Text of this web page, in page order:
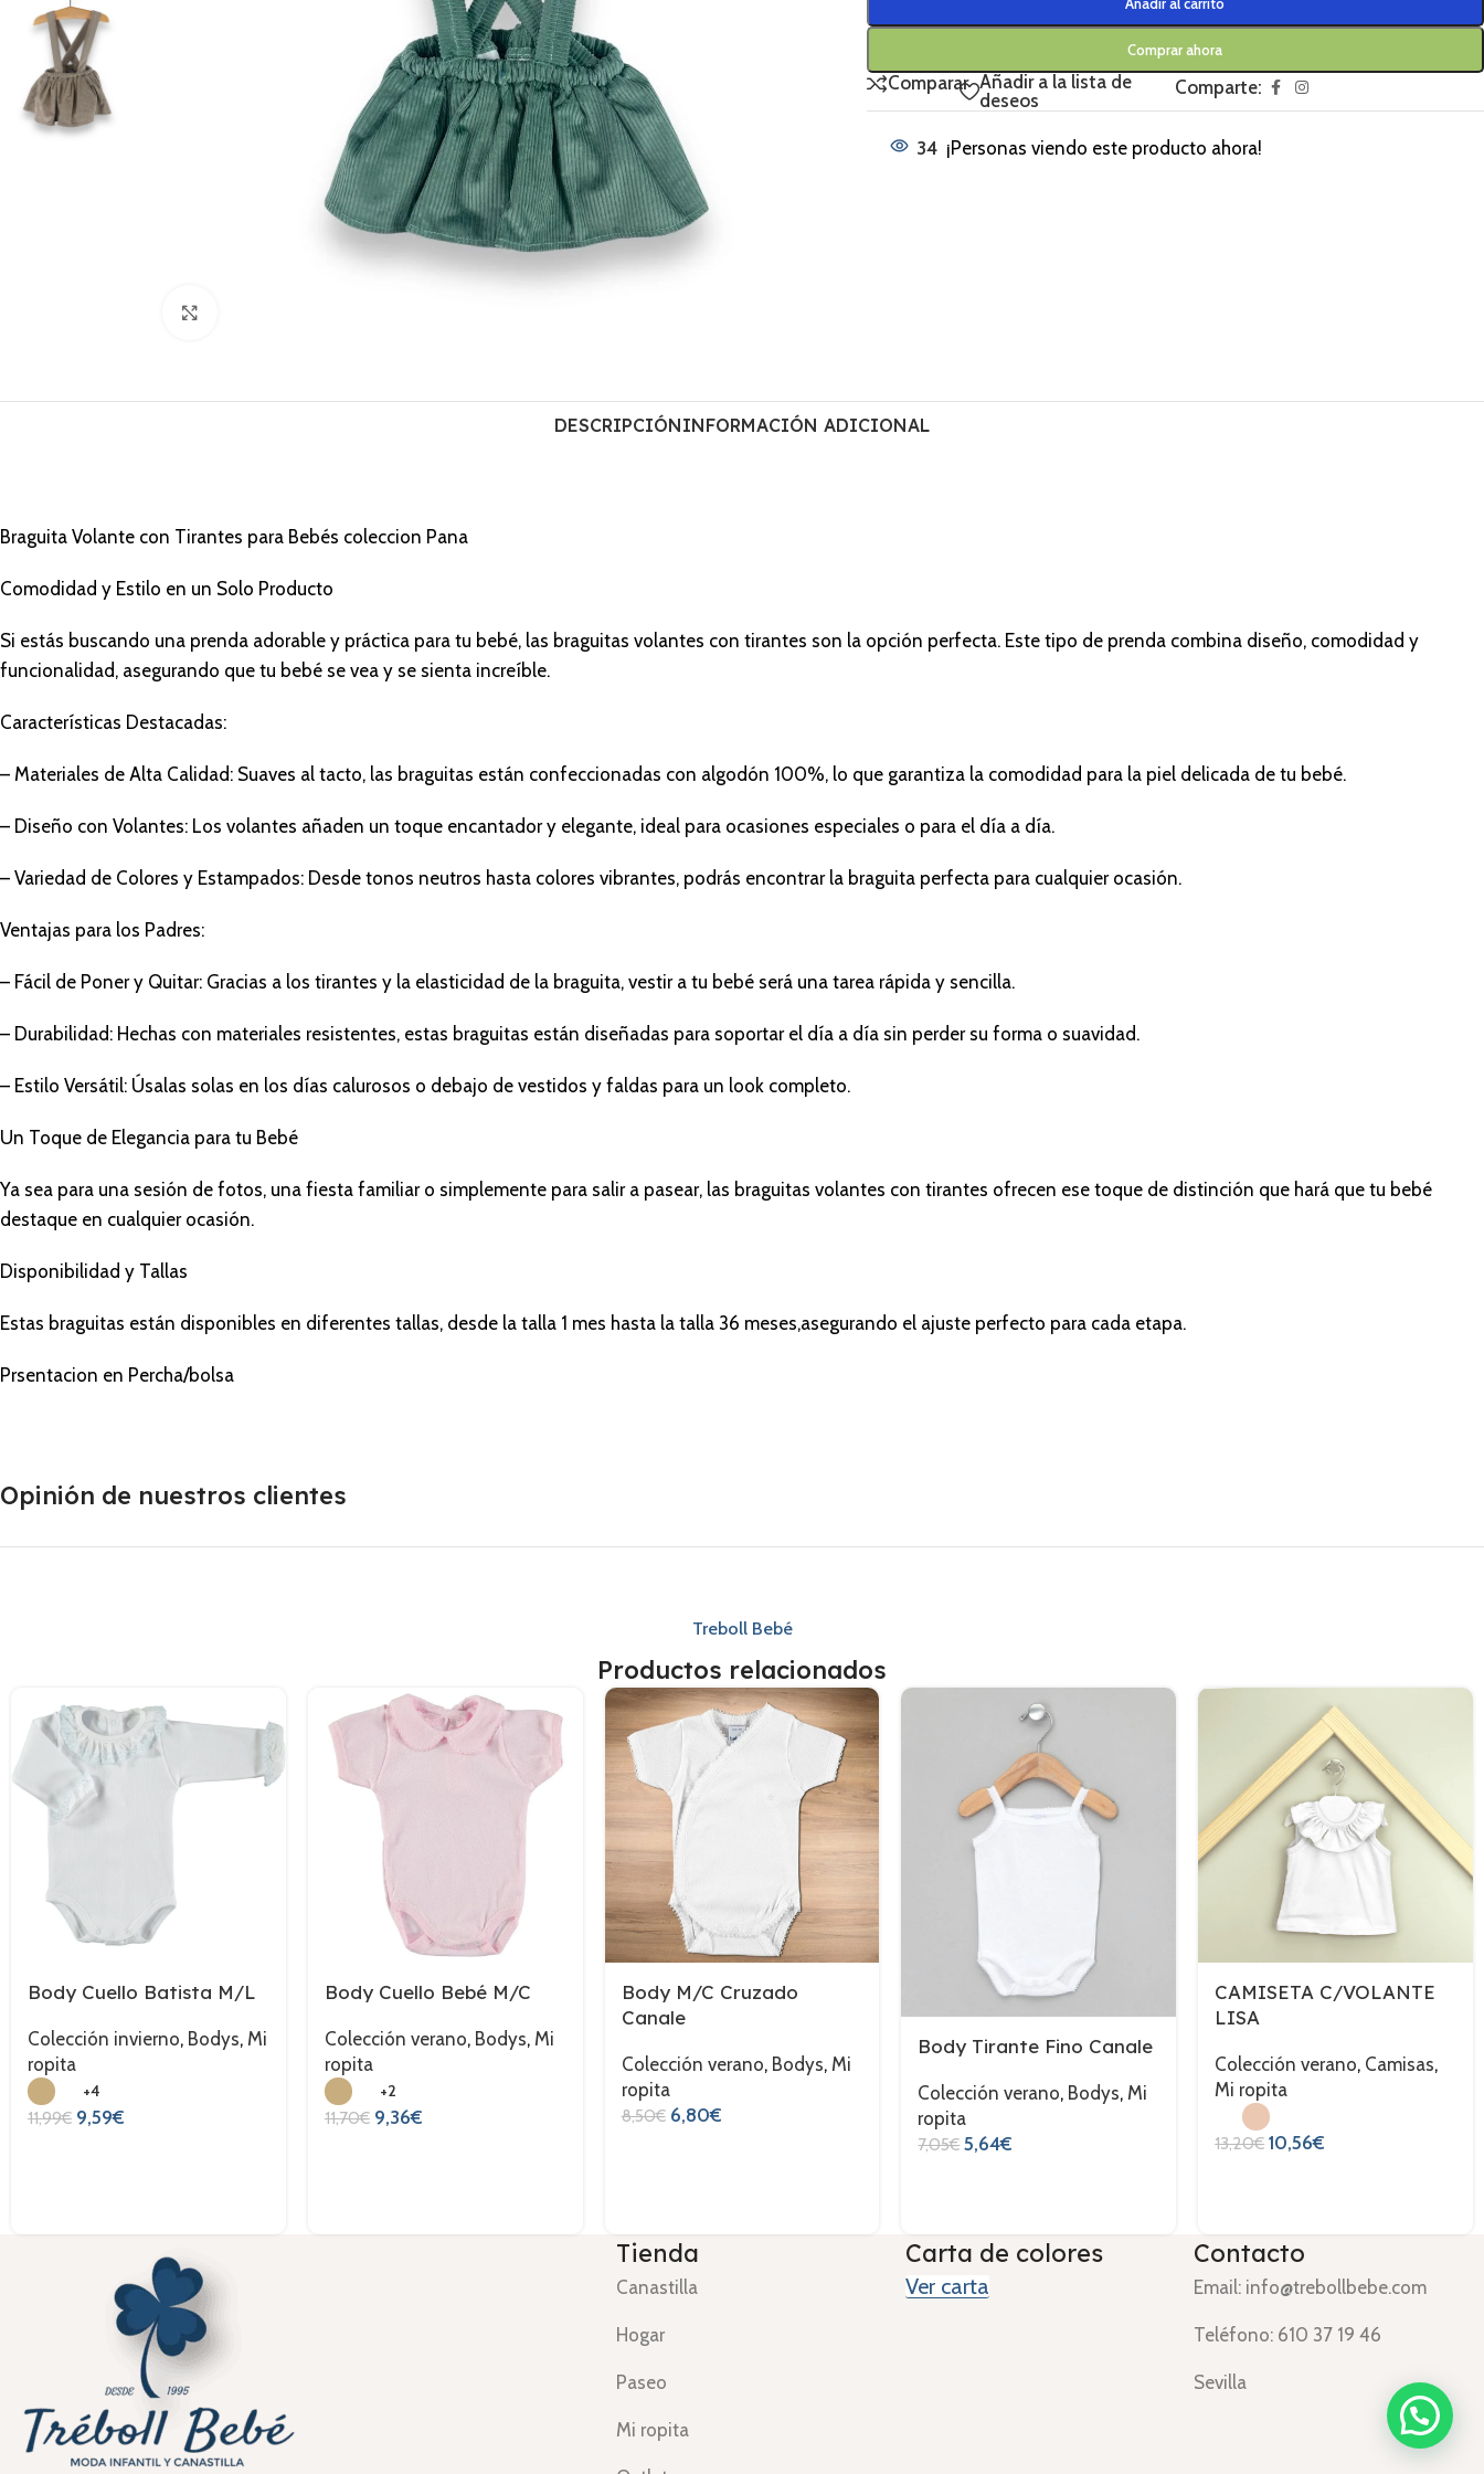
Comprar ahora
Comparar Añadir a la lista de
deseos
Comparte:
34 ¡Personas viendo este producto ahora!
DESCRIPCIÓNINFORMACIÓN ADICIONAL
Braguita Volante con Tirantes para Bebés coleccion Pana
Comodidad y Estilo en un Solo Producto
Si estás buscando una prenda adorable y práctica para tu bebé, las braguitas volantes con tirantes son la opción perfecta. Este tipo de prenda combina diseño, comodidad y
funcionalidad, asegurando que tu bebé se vea y se sienta increíble.
Características Destacadas:
– Materiales de Alta Calidad: Suaves al tacto, las braguitas están confeccionadas con algodón 100%, lo que garantiza la comodidad para la piel delicada de tu bebé.
– Diseño con Volantes: Los volantes añaden un toque encantador y elegante, ideal para ocasiones especiales o para el día a día.
– Variedad de Colores y Estampados: Desde tonos neutros hasta colores vibrantes, podrás encontrar la braguita perfecta para cualquier ocasión.
Ventajas para los Padres:
– Fácil de Poner y Quitar: Gracias a los tirantes y la elasticidad de la braguita, vestir a tu bebé será una tarea rápida y sencilla.
– Durabilidad: Hechas con materiales resistentes, estas braguitas están diseñadas para soportar el día a día sin perder su forma o suavidad.
– Estilo Versátil: Úsalas solas en los días calurosos o debajo de vestidos y faldas para un look completo.
Un Toque de Elegancia para tu Bebé
Ya sea para una sesión de fotos, una fiesta familiar o simplemente para salir a pasear, las braguitas volantes con tirantes ofrecen ese toque de distinción que hará que tu bebé
destaque en cualquier ocasión.
Disponibilidad y Tallas
Estas braguitas están disponibles en diferentes tallas, desde la talla 1 mes hasta la talla 36 meses,asegurando el ajuste perfecto para cada etapa.
Prsentacion en Percha/bolsa
Opinión de nuestros clientes
Treboll Bebé
Productos relacionados
Body Cuello Batista M/L
Colección invierno, Bodys, Mi
ropita
+4
11,99€ 9,59€
Body Cuello Bebé M/C
Colección verano, Bodys, Mi
ropita
+2
11,70€ 9,36€
Body M/C Cruzado
Canale
Colección verano, Bodys, Mi
ropita
8,50€ 6,80€
Body Tirante Fino Canale
Colección verano, Bodys, Mi
ropita
7,05€ 5,64€
CAMISETA C/VOLANTE
LISA
Colección verano, Camisas,
Mi ropita
13,20€ 10,56€
Tienda
Canastilla
Hogar
Paseo
Mi ropita
Carta de colores
Ver carta
Contacto
Email: info@trebollbebe.com
Teléfono: 610 37 19 46
Sevilla